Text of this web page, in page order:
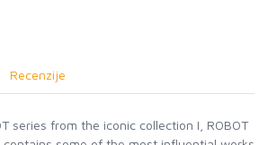
Recenzije
series from the iconic collection I, ROBOT